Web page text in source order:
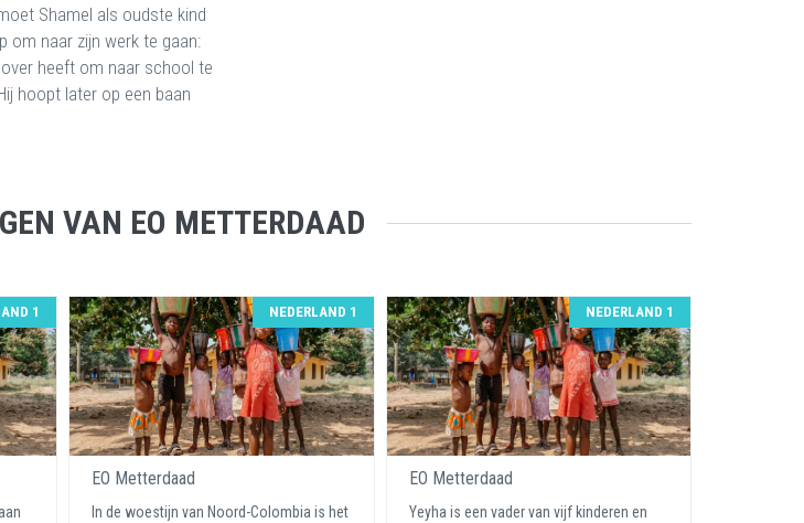
Shamel als oudste kind
om naar zijn werk te gaan:
heeft om naar school te
hoopt later op een baan
VAN EO METTERDAAD
1 NEDERLAND 1
EO Metterdaad
In de woestijn van Noord-Colombia is het
NEDERLAND 1
EO Metterdaad
Yeyha is een vader van vijf kinderen en